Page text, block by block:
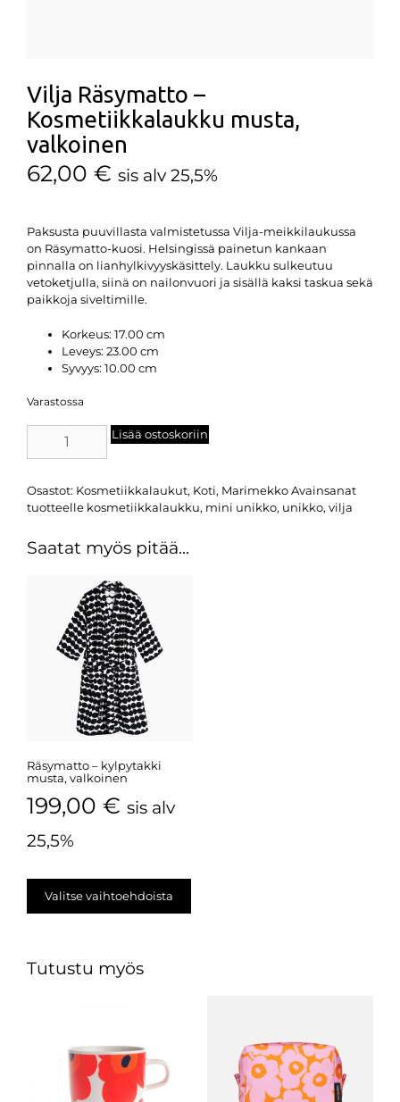
Vilja Räsymatto –
Kosmetiikkalaukku musta,
valkoinen
62,00 € sis alv 25,5%
Paksusta puuvillasta valmistetussa Vilja-meikkilaukussa
on Räsymatto-kuosi. Helsingissä painetun kankaan
pinnalla on lianhylkivyyskäsittely. Laukku sulkeutuu
vetoketjulla, siinä on nailonvuori ja sisällä kaksi taskua sekä
paikkoja siveltimille.
Korkeus: 17.00 cm
Leveys: 23.00 cm
Syvyys: 10.00 cm
Varastossa
Lisää ostoskoriin
Osastot: Kosmetiikkalaukut, Koti, MarimekkoAvainsanat
tuotteelle kosmetiikkalaukku, mini unikko, unikko, vilja
Saatat myös pitää...
Räsymatto – kylpytakki
musta, valkoinen
199,00 € sis alv
25,5%
Valitse vaihtoehdoista
Tutustu myös